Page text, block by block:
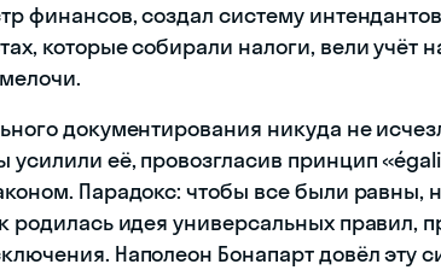
финансов, создал систему
которые собирали налоги, вели учёт
документирования никуда не
усилили её, провозгласив принцип
Парадокс: чтобы все были равны,
родилась идея универсальных
Наполеон Бонапарт довёл эту